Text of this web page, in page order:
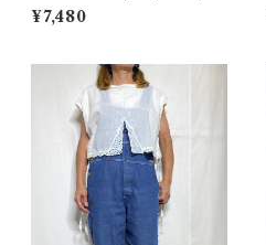
ワーク 2way トップス 古着
¥7,480